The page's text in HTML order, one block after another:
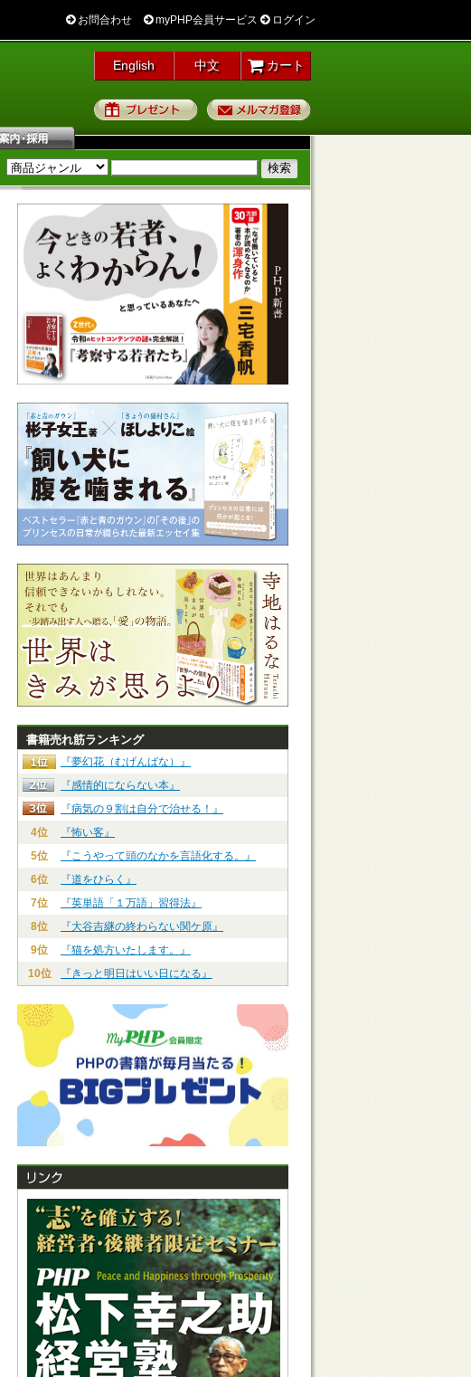
お問合わせ myPHP会員サービス ログイン
English 中文 カート
プレゼント
書籍売れ筋ランキング
『夢幻花（むげんばな）』
『感情的にならない本』
『病気の９割は自分で治せる！』
4位
『怖い客』
5位
『こうやって頭のなかを言語化する。』
6位
『道をひらく』
7位
『英単語「１万語」習得法』
8位
『大谷吉継の終わらない関ケ原』
9位
『猫を処方いたします。』
10位
『きっと明日はいい日になる』